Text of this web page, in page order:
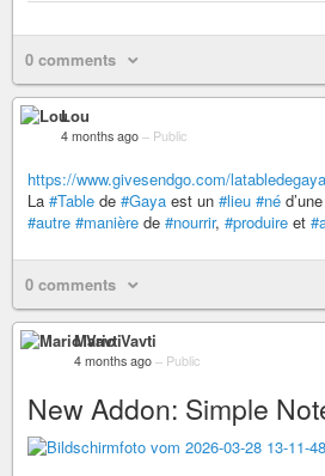
0 comments
Lou
4 months ago – Public
https://www.givesendgo.com/latabledegaya
La #Table de #Gaya est un #lieu #né d’une
#autre #manière de #nourrir, #produire et
0 comments
Mario Vavti
4 months ago – Public
New Addon: Simple